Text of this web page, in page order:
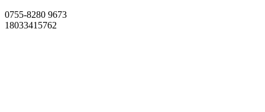
0755-8280 9673
18033415762